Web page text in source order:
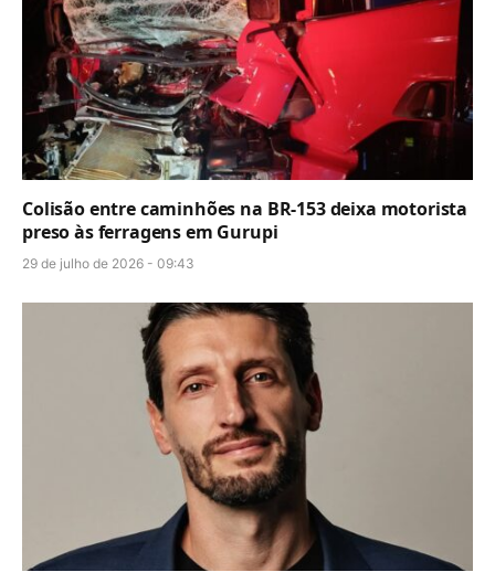
Colisão entre caminhões na BR-153 deixa motorista
preso às ferragens em Gurupi
29 de julho de 2026 - 09:43